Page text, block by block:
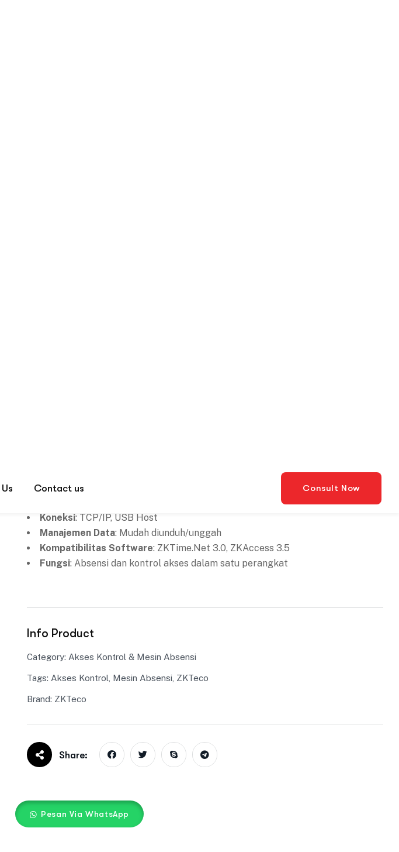
Metode Verifikasi
Koneksi: TCP/IP, USB Host
Manajemen Data: Mudah diunduh/unggah
Kompatibilitas Software: ZKTime.Net 3.0, ZKAccess 3.5
Fungsi: Absensi dan kontrol akses dalam satu perangkat
Info Product
Category: Akses Kontrol & Mesin Absensi
Tags: Akses Kontrol Mesin Absensi ZKTeco
Brand: ZKTeco
Share:
Pesan Via WhatsApp